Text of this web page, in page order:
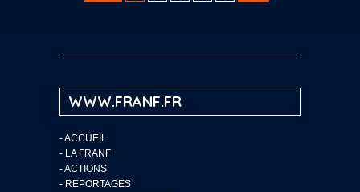
WWW.FRANF.FR
-ACCUEIL
- LA FRANF
-ACTIONS
- REPORTAGES